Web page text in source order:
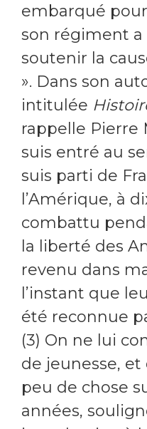
embarqué
son régiment a
soutenir la
». Dans son
intitulée
rappelle Pierre
suis entré au
suis parti de
l’Amérique, à
combattu
la liberté des
revenu dans
l’instant que
été reconnue
(3) On ne lui
de jeunesse, et
peu de chose
années,